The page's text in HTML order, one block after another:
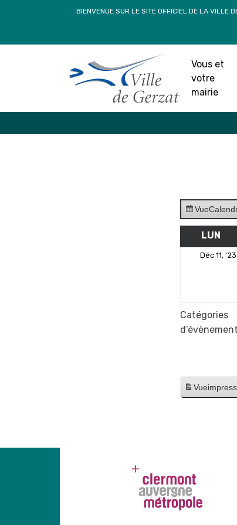
BIENVENUE SUR LE SITE OFFICIEL DE LA VILLE
Vous et
votre
mairie
Vue
LUN
Déc 11, '23
Catégories
d’évènement
Vue